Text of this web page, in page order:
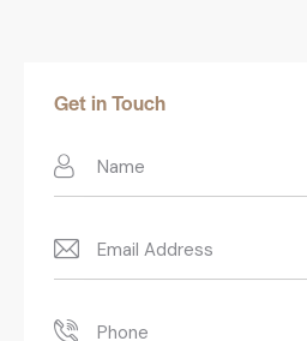
Get in Touch